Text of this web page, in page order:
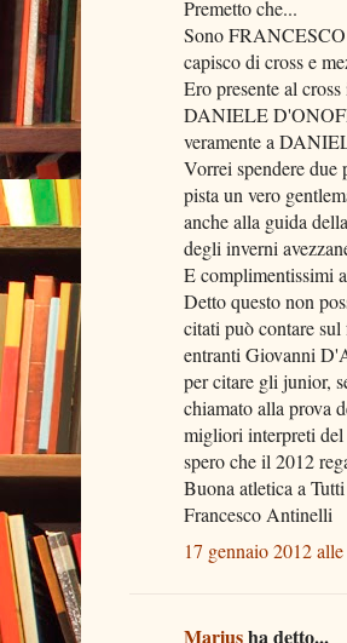
Premetto che...
Sono
capisco di cross e
Ero presente al
DANIELE
veramente a
Vorrei spendere
pista un vero
anche alla guida
degli inverni
E complimentissimi
Detto questo non
citati può contare
entranti Giovanni
per citare gli junior,
chiamato alla prova
migliori interpreti
spero che il 2012
Buona atletica a Tutti
Francesco Antinelli
17 gennaio 2012
Mariusha detto...